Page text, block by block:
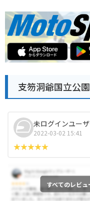
支笏洞爺国立公
未ログインユー
2022-03-02 15:41
すべてのレビ